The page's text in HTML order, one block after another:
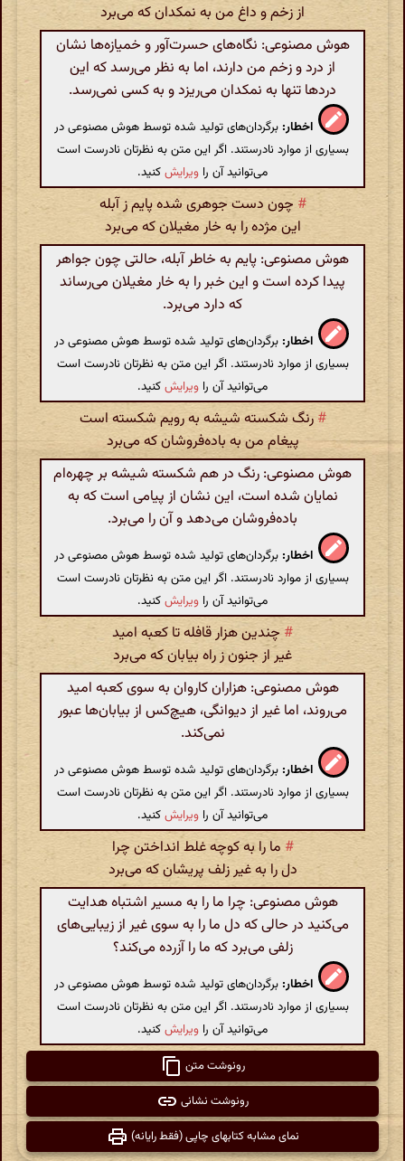
از زخم و داغ من به نمکدان که می‌برد
هوش مصنوعی: نگاه‌های حسرت‌آور و خمیازه‌ها نشان
از درد و زخم من دارند، اما به نظر می‌رسد که این
دردها تنها به نمکدان می‌ریزد و به کسی نمی‌رسد.
اخطار: برگردان‌های تولید شده توسط هوش مصنوعی در
بسیاری از موارد نادرستند. اگر این متن به نظرتان نادرست است
می‌توانید آن را ویرایشکنید.
# چون دست جوهری شده پایم ز آبله
این مژده را به خار مغیلان که می‌برد
هوش مصنوعی: پایم به خاطر آبله، حالتی چون جواهر
پیدا کرده است و این خبر را به خار مغیلان می‌رساند
که دارد می‌برد.
اخطار: برگردان‌های تولید شده توسط هوش مصنوعی در
بسیاری از موارد نادرستند. اگر این متن به نظرتان نادرست است
می‌توانید آن را ویرایشکنید.
# رنگ شکسته شیشه به رویم شکسته است
پیغام من به باده‌فروشان که می‌برد
هوش مصنوعی: رنگ در هم شکسته شیشه بر چهره‌ام
نمایان شده است، این نشان از پیامی است که به
باده‌فروشان می‌دهد و آن را می‌برد.
اخطار: برگردان‌های تولید شده توسط هوش مصنوعی در
بسیاری از موارد نادرستند. اگر این متن به نظرتان نادرست است
می‌توانید آن را ویرایشکنید.
# چندین هزار قافله تا کعبه امید
غیر از جنون ز راه بیابان که می‌برد
هوش مصنوعی: هزاران کاروان به سوی کعبه امید
می‌روند، اما غیر از دیوانگی، هیچ‌کس از بیابان‌ها عبور
نمی‌کند.
اخطار: برگردان‌های تولید شده توسط هوش مصنوعی در
بسیاری از موارد نادرستند. اگر این متن به نظرتان نادرست است
می‌توانید آن را ویرایشکنید.
# ما را به کوچه غلط انداختن چرا
دل را به غیر زلف پریشان که می‌برد
هوش مصنوعی: چرا ما را به مسیر اشتباه هدایت
می‌کنید در حالی که دل ما را به سوی غیر از زیبایی‌های
زلفی می‌برد که ما را آزرده می‌کند؟
اخطار: برگردان‌های تولید شده توسط هوش مصنوعی در
بسیاری از موارد نادرستند. اگر این متن به نظرتان نادرست است
می‌توانید آن را ویرایشکنید.
رونوشت متن
رونوشت نشانی
نمای مشابه کتابهای چاپی (فقط رایانه)